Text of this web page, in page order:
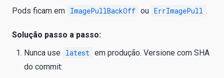
Pods ficam em ImagePullBackOff ou ErrImagePull .
Solução passo a passo:
Nunca use latest em produção. Versione com SHA
do commit: